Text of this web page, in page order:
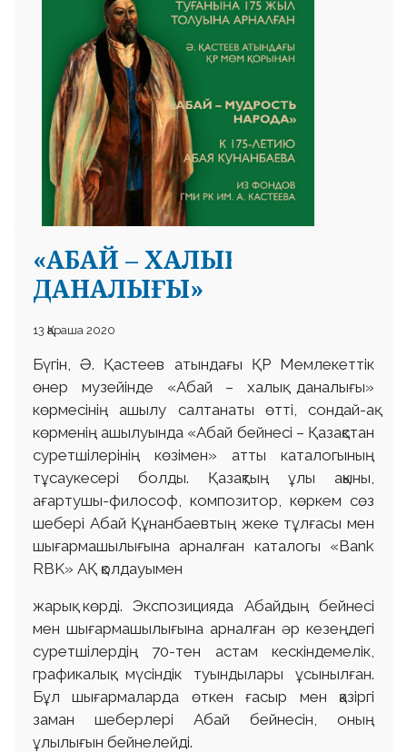
«АБАЙ – ХАЛЫҚ
ДАНАЛЫҒЫ»
13 Қараша 2020
Бүгін, Ә. Қастеев атындағы ҚР Мемлекеттік
өнер музейінде «Абай – халық даналығы»
көрмесінің ашылу салтанаты өтті, сондай-ақ
көрменің ашылуында «Абай бейнесі – Қазақстан
суретшілерінің көзімен» атты каталогының
тұсаукесері болды. Қазақтың ұлы ақыны,
ағартушы-философ, композитор, көркем сөз
шебері Абай Құнанбаевтың жеке тұлғасы мен
шығармашылығына арналған каталогы «Bank
RBK» АҚ қолдауымен
жарық көрді. Экспозицияда Абайдың бейнесі
мен шығармашылығына арналған әр кезеңдегі
суретшілердің 70-тен астам кескіндемелік,
графикалық, мүсіндік туындылары ұсынылған.
Бұл шығармаларда өткен ғасыр мен қазіргі
заман шеберлері Абай бейнесін, оның
ұлылығын бейнелейді.